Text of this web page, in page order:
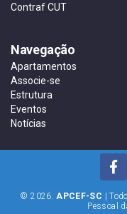
Contraf CUT
Navegação
Apartamentos
Associe-se
Estrutura
Eventos
Notícias
© 2026.APCEF-SC |
Pessoal